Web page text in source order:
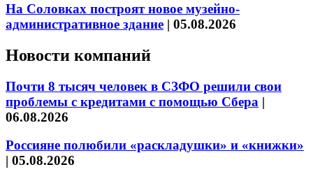
На Соловках построят новое музейно-
административное здание | 05.08.2026
Новости компаний
Почти 8 тысяч человек в СЗФО решили свои
проблемы с кредитами с помощью Сбера |
06.08.2026
Россияне полюбили «раскладушки» и «книжки»
| 05.08.2026